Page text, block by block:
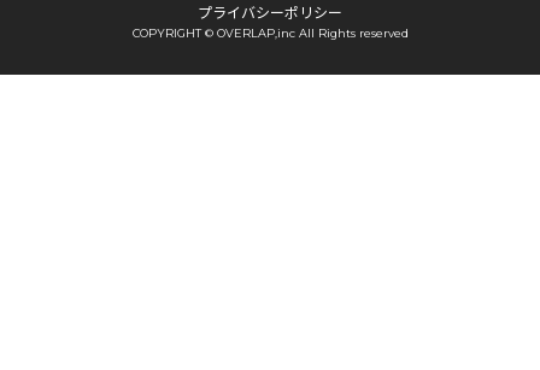
プライバシーポリシー
COPYRIGHT © OVERLAP,inc All Rights reserved